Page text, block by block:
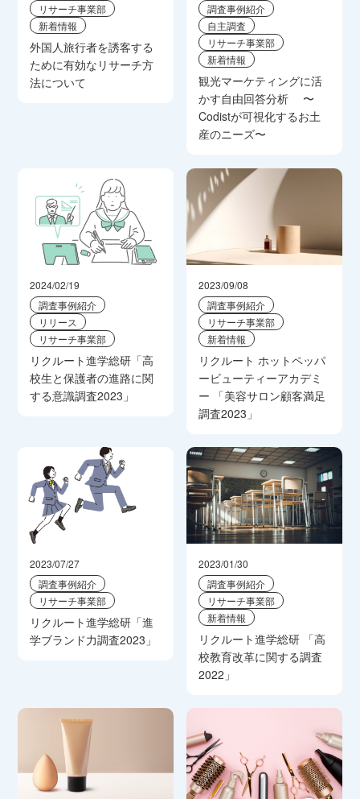
リサーチ事業部
新着情報
外国人旅行者を誘客する
ために有効なリサーチ方
法について
調査事例紹介
自主調査
リサーチ事業部
新着情報
観光マーケティングに活
かす自由回答分析 〜
Codistが可視化するお土
産のニーズ〜
2024/02/19
調査事例紹介
リリース
リサーチ事業部
リクルート進学総研「高
校生と保護者の進路に関
する意識調査2023」
2023/09/08
調査事例紹介
リサーチ事業部
新着情報
リクルート ホットペッパ
ービューティーアカデミ
ー 「美容サロン顧客満足
調査2023」
2023/07/27
調査事例紹介
リサーチ事業部
リクルート進学総研「進
学ブランド力調査2023」
2023/01/30
調査事例紹介
リサーチ事業部
新着情報
リクルート進学総研 「高
校教育改革に関する調査
2022」